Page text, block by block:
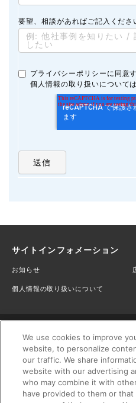
要望、相談があればご記入くださ
プライバシーポリシーに同意
個人情報の取り扱いについては
サイトインフォメーション
お知らせ
個人情報の取り扱いについて
マイナビニュース 公式SNS
We use cookies to improve
website, to personalize
our traffic. We share
website with our advertising
who may combine it with
have provided to them or